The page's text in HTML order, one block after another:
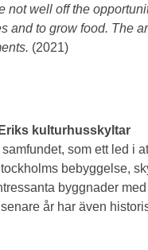
not well off the
and to grow food. The
(2021)
kulturhusskyltar
som ett led i
bebyggelse,
byggnader
år har även